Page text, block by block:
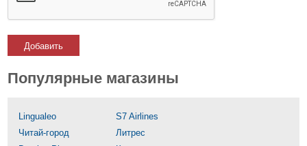
Добавить
Популярные магазины
Lingualeo
S7 Airlines
Читай-город
Литрес